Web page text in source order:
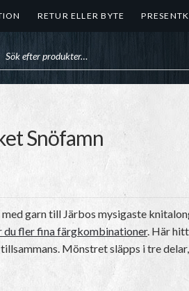
RETUR ELLER BYTE
Snöfamn
garn till Järbos mysigaste
du fler fina färgkombinationer. Här
Mönstret släpps i tre